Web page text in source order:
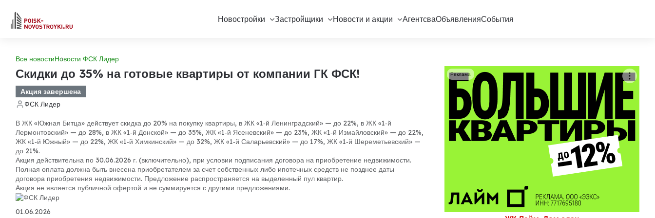
Новостройки Застройщики Новости и акции АгентсваОбъявленияСобытия
Все новостиНовости ФСК Лидер
Скидки до 35% на готовые квартиры от компании ГК ФСК!
Акция завершена
ФСК Лидер
В ЖК «Южная Битца» действует скидка до 20% на покупку квартиры, в ЖК «1‑й Ленинградский» — до 22%, в ЖК «1‑й
Лермонтовский» — до 28%, в ЖК «1‑й Донской» — до 35%, ЖК «1‑й Ясеневский» — до 23%, ЖК «1‑й Измайловский» — до 22%,
ЖК «1‑й Южный» — до 22%, ЖК «1‑й Химкинский» — до 32%, ЖК «1‑й Саларьевский» — до 17%, ЖК «1‑й Шереметьевский» —
до 21%.
Акция действительна по 30.06.2026 г. (включительно), при условии подписания договора на приобретение недвижимости.
Полная оплата должна быть внесена приобретателем за счет собственных либо ипотечных средств не позднее даты
договора приобретения недвижимости. Предложение распространяется на выделенный пул квартир.
Акция не является публичной офертой и не суммируется с другими предложениями.
01.06.2026
Реклама